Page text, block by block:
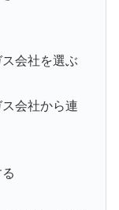
会社を選ぶ
会社から連